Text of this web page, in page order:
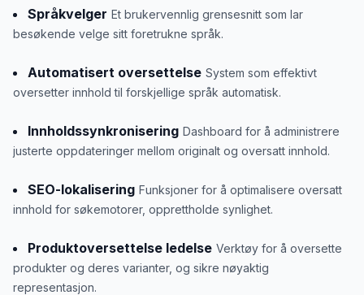
Språkvelger Et brukervennlig grensesnitt som lar
besøkende velge sitt foretrukne språk.
Automatisert oversettelse System som effektivt
oversetter innhold til forskjellige språk automatisk.
Innholdssynkronisering Dashboard for å administrere
justerte oppdateringer mellom originalt og oversatt innhold.
SEO-lokalisering Funksjoner for å optimalisere oversatt
innhold for søkemotorer, opprettholde synlighet.
Produktoversettelse ledelse Verktøy for å oversette
produkter og deres varianter, og sikre nøyaktig
representasjon.